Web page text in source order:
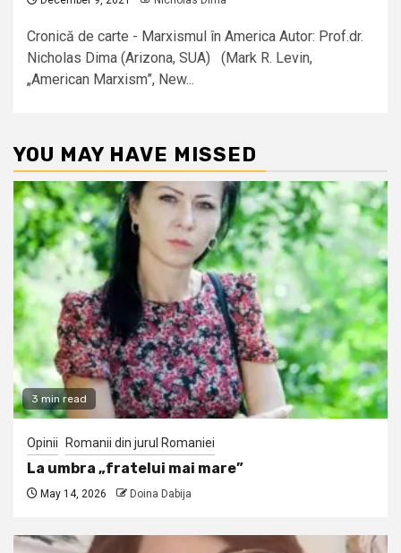
Cronică de carte - Marxismul în America Autor: Prof.dr.
Nicholas Dima (Arizona, SUA) (Mark R. Levin,
„American Marxism”, New...
YOU MAY HAVE MISSED
3 min read
Opinii Romanii din jurul Romaniei
La umbra „fratelui mai mare”
May 14, 2026 Doina Dabija